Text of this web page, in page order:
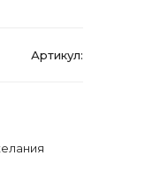
Артикул: